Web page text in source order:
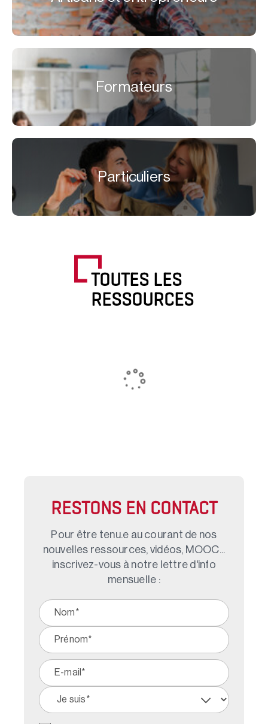
Formateurs
Particuliers
TOUTES LES
RESSOURCES
RESTONS EN CONTACT
Pour être tenu.e au courant de nos
nouvelles ressources, vidéos, MOOC...
inscrivez-vous à notre lettre d'info
mensuelle :